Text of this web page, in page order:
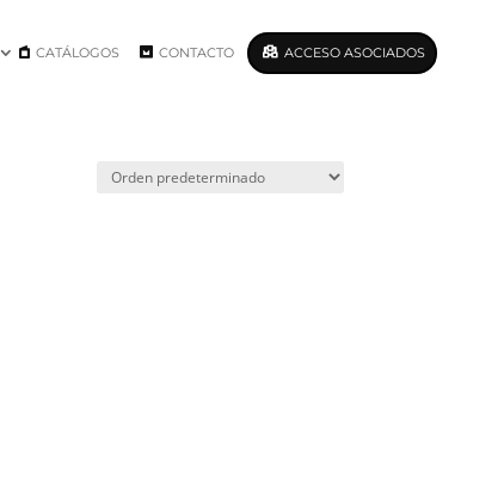
CATÁLOGOS CONTACTO ACCESO ASOCIADOS